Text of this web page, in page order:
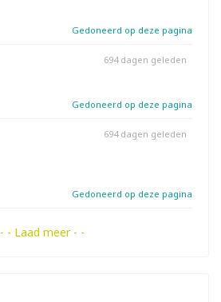
Gedoneerd op deze pagina
694 dagen geleden
Gedoneerd op deze pagina
694 dagen geleden
Gedoneerd op deze pagina
- - Laad meer - -